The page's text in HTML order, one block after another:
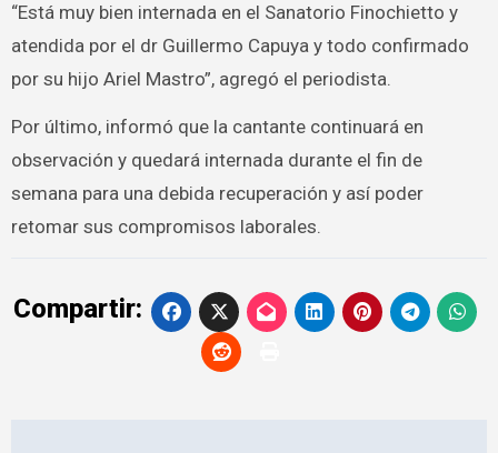
“Está muy bien internada en el Sanatorio Finochietto y
atendida por el dr Guillermo Capuya y todo confirmado
por su hijo Ariel Mastro”, agregó el periodista.
Por último, informó que la cantante continuará en
observación y quedará internada durante el fin de
semana para una debida recuperación y así poder
retomar sus compromisos laborales.
Compartir: